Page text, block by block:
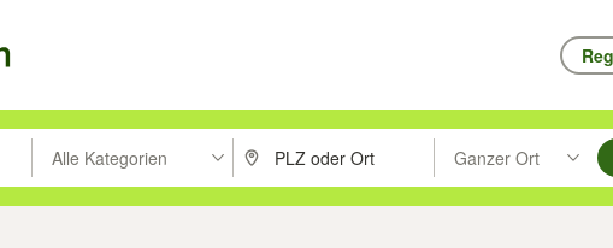
um zu suchen, oder Vorschläge mit den Pfeiltasten nach oben/unten
Alle Kategorien PLZ oder Ort eingeben. Eingabetaste drücken
Ganzer Ort
Suche im Umkreis